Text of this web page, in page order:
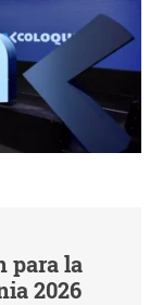
para la
2026